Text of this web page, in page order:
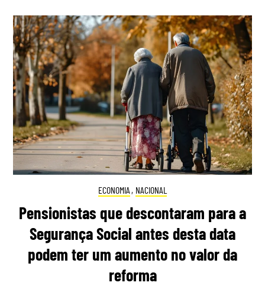
ECONOMIA , NACIONAL
Pensionistas que descontaram para a
Segurança Social antes desta data
podem ter um aumento no valor da
reforma